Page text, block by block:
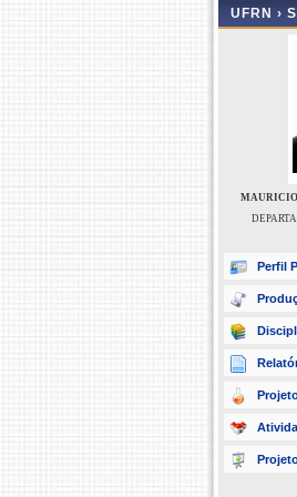
UFRN ›
MAURICIO
Perfil